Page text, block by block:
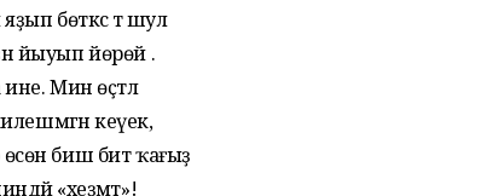
бөткәс тә шул
йыуып йөрөй .
Мин өҫтәл
кеүек,
биш бит ҡағыҙ
«хеҙмәт»!